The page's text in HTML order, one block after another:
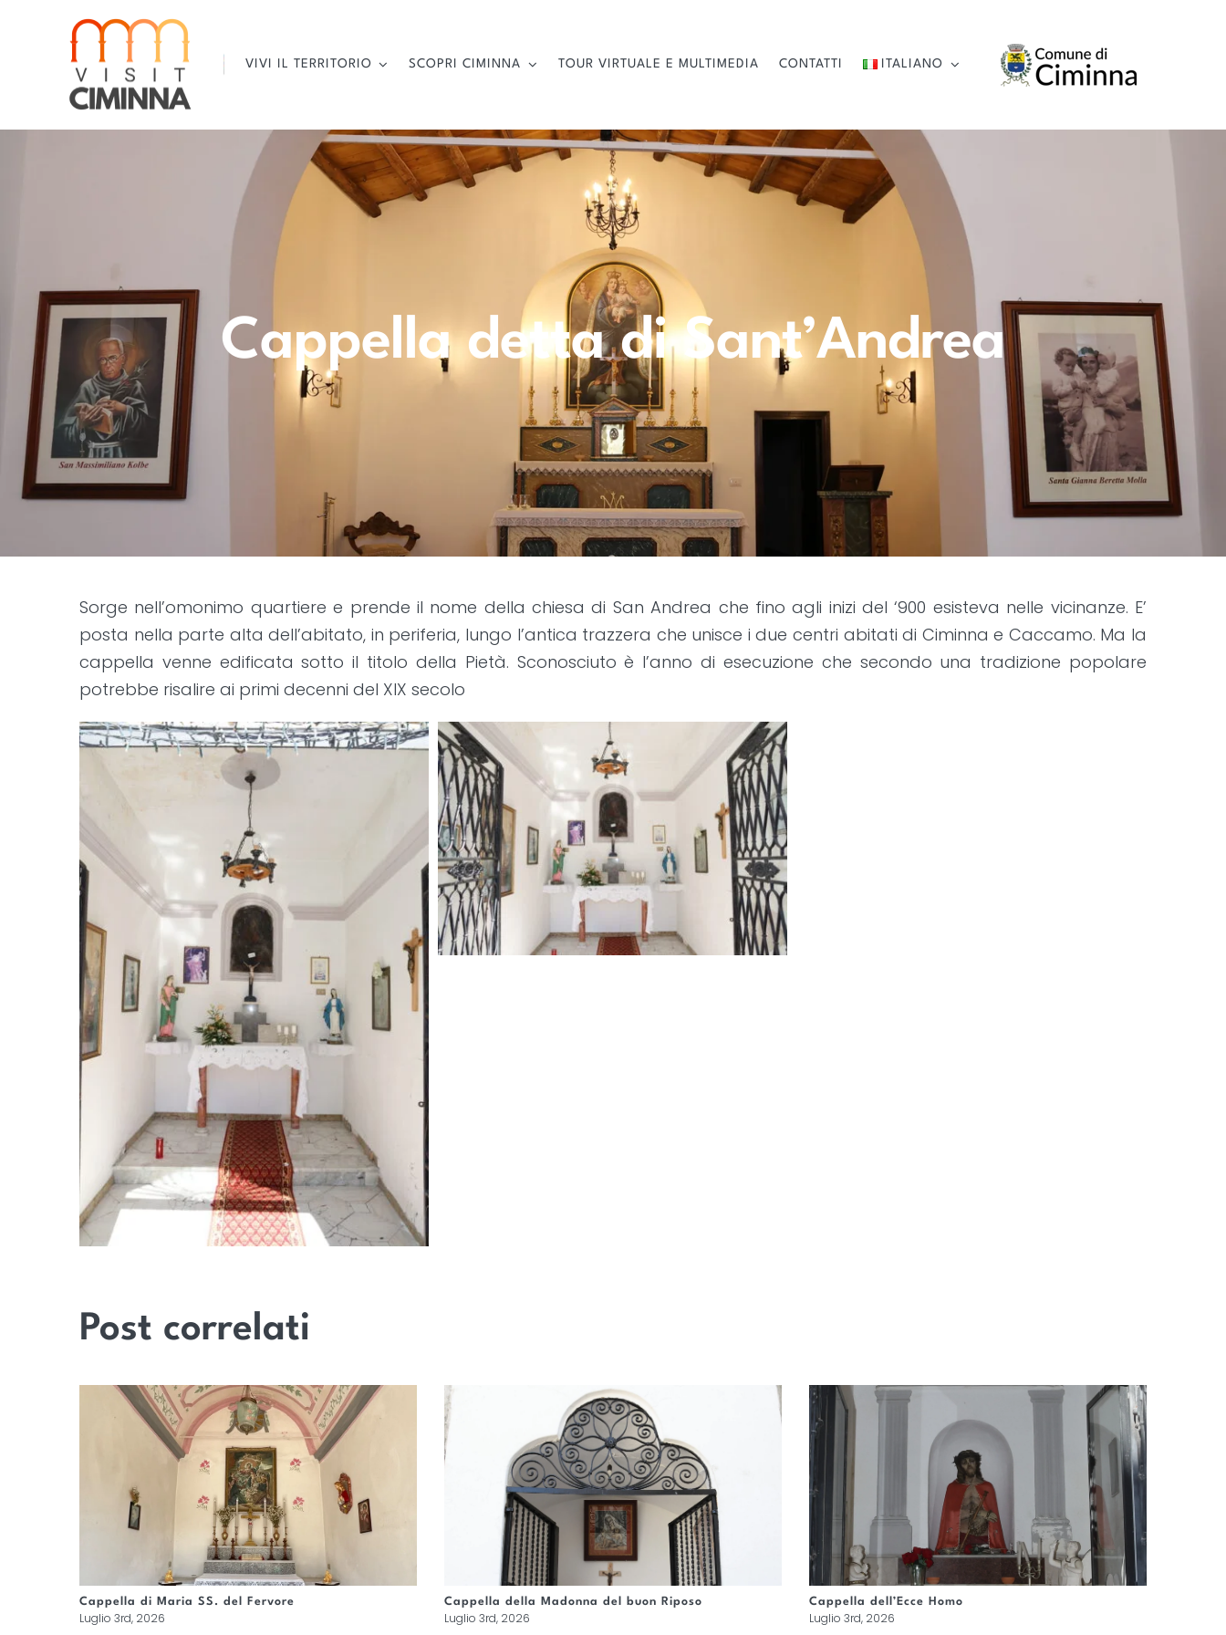
contenuto
VIVI IL TERRITORIO SCOPRI CIMINNA TOUR VIRTUALE E MULTIMEDIA CONTATTI ITALIANO
Cappella detta di Sant’Andrea
Sorge nell’omonimo quartiere e prende il nome della chiesa di San Andrea che fino agli inizi del ‘900 esisteva nelle vicinanze. E’
posta nella parte alta dell’abitato, in periferia, lungo l’antica trazzera che unisce i due centri abitati di Ciminna e Caccamo. Ma la
cappella venne edificata sotto il titolo della Pietà. Sconosciuto è l’anno di esecuzione che secondo una tradizione popolare
potrebbe risalire ai primi decenni del XIX secolo
Post correlati
Cappella di Maria SS. del Fervore
Luglio 3rd, 2026
Cappella della Madonna del buon Riposo
Luglio 3rd, 2026
Cappella dell’Ecce Homo
Luglio 3rd, 2026